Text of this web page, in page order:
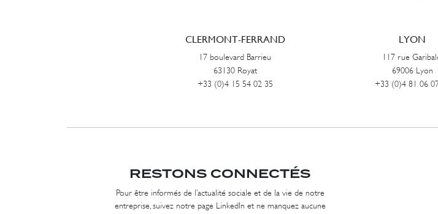
CLERMONT-FERRAND
17 boulevard Barrieu
63130 Royat
+33 (0)4 15 54 02 35
LYON
117 rue
69006 Lyon
+33 (0)4 81 06
RESTONS CONNECTÉS
Pour être informés de l’actualité sociale et de la vie de notre
entreprise, suivez notre page LinkedIn et ne manquez aucune